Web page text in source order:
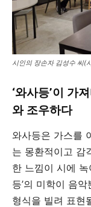
시인의 장손자 김성수 씨(
‘와사등’이 가
와 조우하다
와사등은 가스를
는 몽환적이고 감
한 느낌이 시에
등’의 미학이 음
형식을 빌려 표현